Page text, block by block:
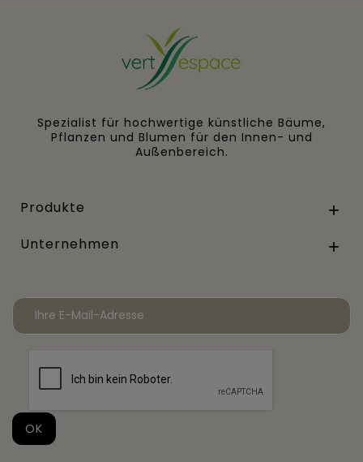
Spezialist für hochwertige künstliche Bäume,
Pflanzen und Blumen für den Innen- und
Außenbereich.
Produkte 
Unternehmen 